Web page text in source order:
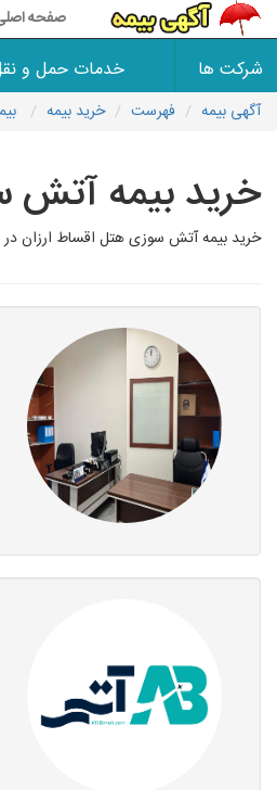
صفحه
شرکت ها خدمات حمل و
آگهی بیمه فهرست خرید بیمه
خرید بیمه
خرید بیمه آتش سوزی هتل اقساط ارزان در